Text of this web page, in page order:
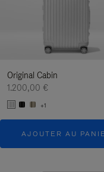
Original Cabin
1.200,00 €
+1
AJOUTER AU